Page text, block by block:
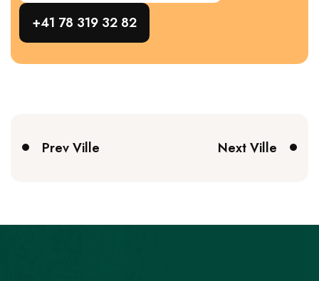
+41 78 319 32 82
Prev Ville Next Ville